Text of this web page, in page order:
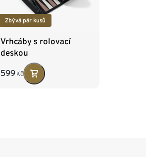
Zbývá pár kusů
Vrhcáby s rolovací
deskou
599 Kč